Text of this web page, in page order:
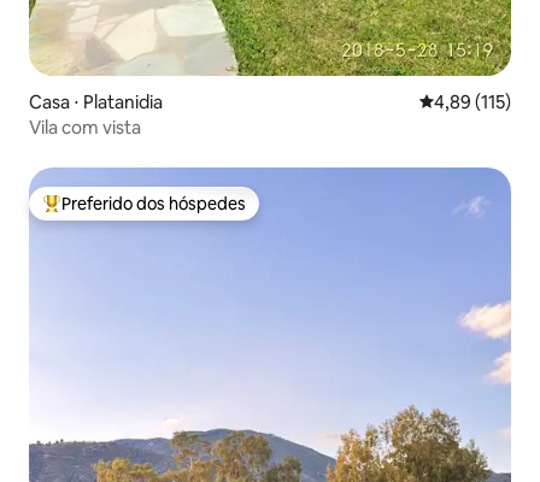
Casa ⋅ Platanidia 4,89 de uma
4,89 (115)
Vila com vista
Entre os melhores preferidos dos hóspedes
Preferido dos hóspedes